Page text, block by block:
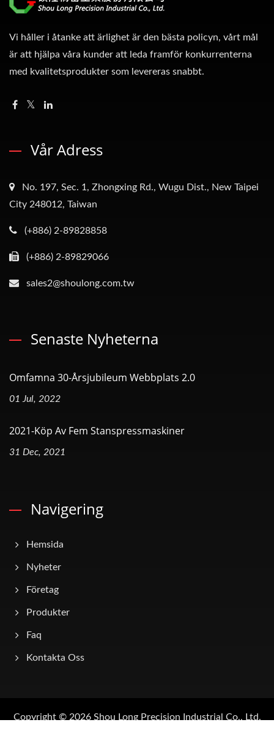
Vi håller i åtanke att ärlighet är den bästa policyn, vårt mål
är att hjälpa våra kunder att leda framför konkurrenterna
med kvalitetsprodukter som levereras snabbt.
Vår Adress
No. 197, Sec. 1, Zhongxing Rd., Wugu Dist., New Taipei
City 248012, Taiwan
(+886) 2-89828858
(+886) 2-89829066
sales2@shoulong.com.tw
Senaste Nyheterna
Omfamna 30-Årsjubileum Webbplats 2.0
01 Jul, 2022
2021-Köp Av Fem Stanspressmaskiner
31 Dec, 2021
Navigering
Hemsida
Nyheter
Företag
Produkter
Faq
Kontakta Oss
Copyright © 2026 Shou Long Precision Industrial Co., Ltd.